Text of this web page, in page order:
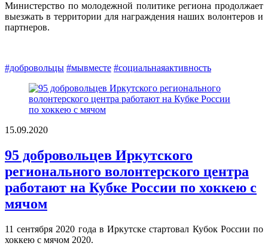
Министерство по молодежной политике региона продолжает
выезжать в территории для награждения наших волонтеров и
партнеров.
#добровольцы #мывместе #социальнаяактивность
15.09.2020
95 добровольцев Иркутского
регионального волонтерского центра
работают на Кубке России по хоккею с
мячом
11 сентября 2020 года в Иркутске стартовал Кубок России по
хоккею с мячом 2020.